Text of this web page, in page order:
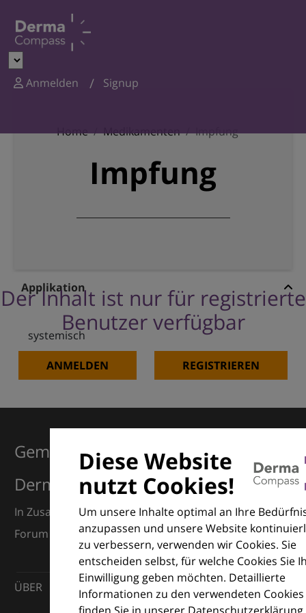
Anmelden Signup
Home Medikamenten Impfung
Impfung
Der Inhalt ist nur für registrierte
Benutzer verfügbar
ANMELDEN REGISTRIEREN
Applikation
systemisch
Diese Website
nutzt Cookies!
Um unsere Inhalte optimal an Ihre
anzupassen und unsere Website
zu verbessern, verwenden wir Cookies. Sie
entscheiden selbst, für welche Cookies Sie
Einwilligung geben möchten. Detaillierte
Informationen zu den verwendeten Cookies
Gemeinsam für Exzellenz in der
Dermatologie
In Zusammenarbeit mit dem European Dermatology
Forum (EDF) und Euroderm Excellence
ÜBER